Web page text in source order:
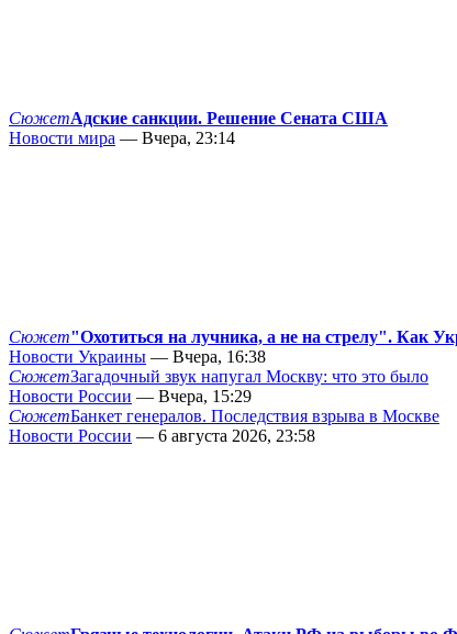
СюжетАдские санкции. Решение Сената США
Новости мира — Вчера, 23:14
Сюжет"Охотиться на лучника, а не на стрелу". Как
Новости Украины — Вчера, 16:38
СюжетЗагадочный звук напугал Москву: что это было
Новости России — Вчера, 15:29
СюжетБанкет генералов. Последствия взрыва в Москве
Новости России — 6 августа 2026, 23:58